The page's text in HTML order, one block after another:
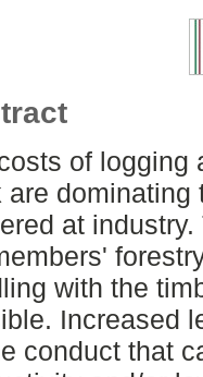
of logging
are dominating
at
with the
Increased
conduct that